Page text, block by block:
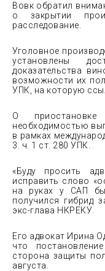
Вовк обратил
о закрытии
расследование.
Уголовное
установлены
доказательства
возможности их
УПК, на которую
О
необходимостью
в рамках
3. ч. 1 ст. 280 УПК.
«Буду просить
исправить слово
на руках у САП
получился гибрид
экс-глава НКРЕКУ.
Его адвокат Ирина
что
сторона защиты
августа.